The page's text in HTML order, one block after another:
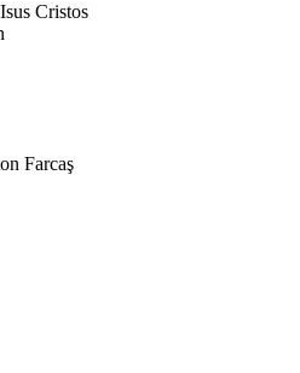
Cristos
Farcaş